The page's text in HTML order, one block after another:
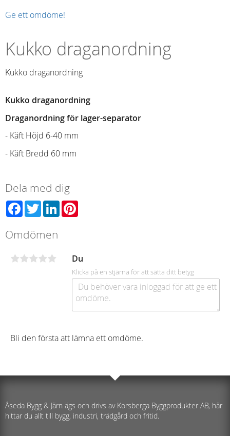
Ge ett omdöme!
Kukko draganordning
Kukko draganordning
Kukko draganordning
Draganordning för lager-separator
- Käft Höjd 6-40 mm
- Käft Bredd 60 mm
Dela med dig
Facebook
TwitterLinkedIn
Omdömen
Du
Klicka på en stjärna för att sätta ditt betyg
Bli den första att lämna ett omdöme.
Åseda Bygg & Järn ägs och drivs av Korsberga Byggprodukter AB, här
hittar du allt till bygg, industri, trädgård och fritid.